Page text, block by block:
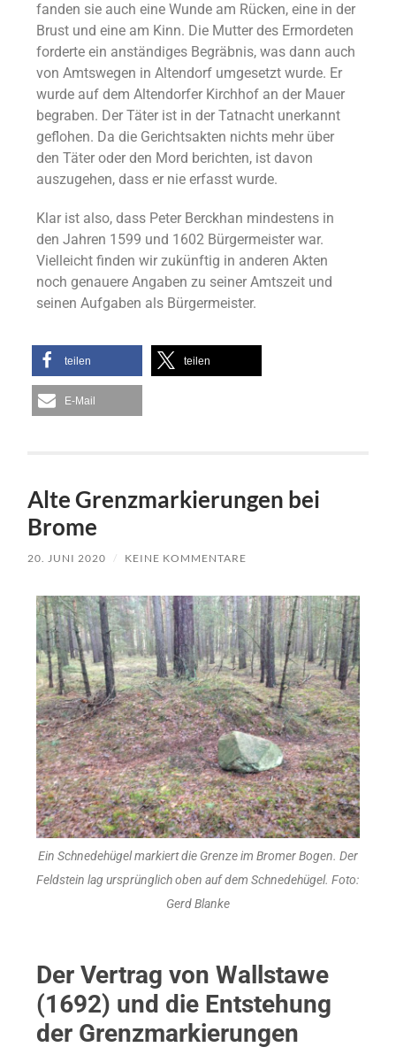
fanden sie auch eine Wunde am Rücken, eine in der
Brust und eine am Kinn. Die Mutter des Ermordeten
forderte ein anständiges Begräbnis, was dann auch
von Amtswegen in Altendorf umgesetzt wurde. Er
wurde auf dem Altendorfer Kirchhof an der Mauer
begraben. Der Täter ist in der Tatnacht unerkannt
geflohen. Da die Gerichtsakten nichts mehr über
den Täter oder den Mord berichten, ist davon
auszugehen, dass er nie erfasst wurde.
Klar ist also, dass Peter Berckhan mindestens in
den Jahren 1599 und 1602 Bürgermeister war.
Vielleicht finden wir zukünftig in anderen Akten
noch genauere Angaben zu seiner Amtszeit und
seinen Aufgaben als Bürgermeister.
teilen teilen
E-Mail
Alte Grenzmarkierungen bei
Brome
20. JUNI 2020 / KEINE KOMMENTARE
Ein Schnedehügel markiert die Grenze im Bromer Bogen. Der
Feldstein lag ursprünglich oben auf dem Schnedehügel. Foto:
Gerd Blanke
Der Vertrag von Wallstawe
(1692) und die Entstehung
der Grenzmarkierungen